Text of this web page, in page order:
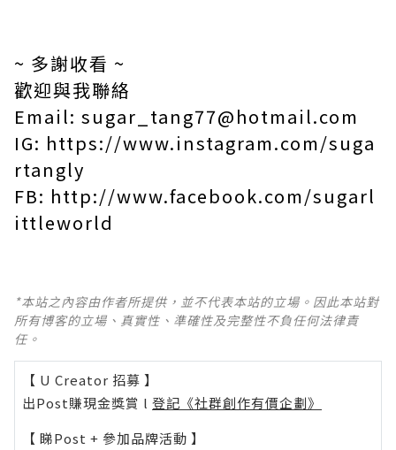
~ 多謝收看 ~
歡迎與我聯絡
Email: sugar_tang77@hotmail.com
IG: https://www.instagram.com/suga
rtangly
FB: http://www.facebook.com/sugarl
ittleworld
*本站之內容由作者所提供，並不代表本站的立場。因此本站對
所有博客的立場、真實性、準確性及完整性不負任何法律責
任。
【 U Creator 招募 】
出Post賺現金獎賞 l 登記《社群創作有價企劃》
【 睇Post + 參加品牌活動 】